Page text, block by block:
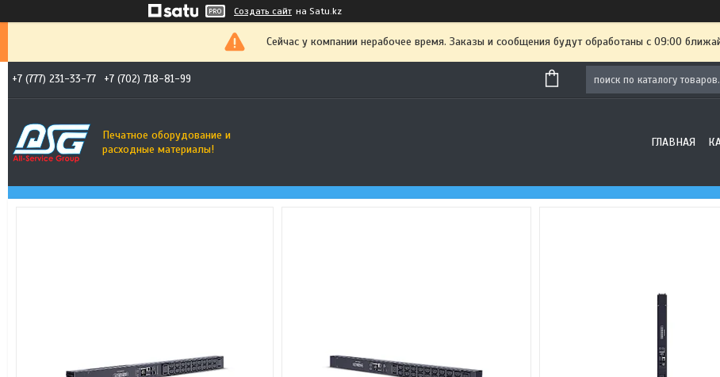
Создать сайт на Satu.kz
Сейчас у компании нерабочее время. Заказы и сообщения будут обработаны с 09:00
+7 (777) 231-33-77 +7 (702) 718-81-99
Печатное оборудование и
расходные материалы!
ГЛАВНАЯ